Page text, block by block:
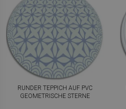
RUNDER TEPPICH AUF PVC
GEOMETRISCHE STERNE